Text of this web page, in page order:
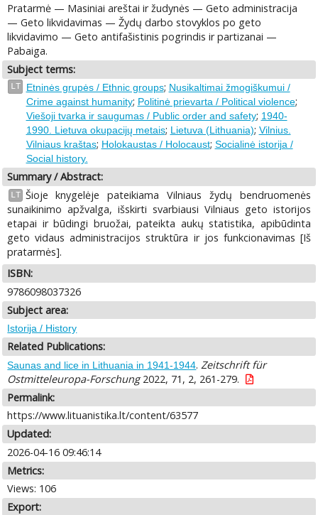
Pratarmė — Masiniai areštai ir žudynės — Geto administracija
— Geto likvidavimas — Žydų darbo stovyklos po geto
likvidavimo — Geto antifašistinis pogrindis ir partizanai —
Pabaiga.
Subject terms:
LT Etninės grupės / Ethnic groups; Nusikaltimai žmogiškumui /
Crime against humanity; Politinė prievarta / Political violence;
Viešoji tvarka ir saugumas / Public order and safety; 1940-
1990. Lietuva okupacijų metais; Lietuva (Lithuania); Vilnius.
Vilniaus kraštas; Holokaustas / Holocaust; Socialinė istorija /
Social history.
Summary / Abstract:
LT Šioje knygelėje pateikiama Vilniaus žydų bendruomenės
sunaikinimo apžvalga, išskirti svarbiausi Vilniaus geto istorijos
etapai ir būdingi bruožai, pateikta aukų statistika, apibūdinta
geto vidaus administracijos struktūra ir jos funkcionavimas [Iš
pratarmės].
ISBN:
9786098037326
Subject area:
Istorija / History
Related Publications:
Saunas and lice in Lithuania in 1941-1944. Zeitschrift für
Ostmitteleuropa-Forschung2022, 71, 2, 261-279.
Permalink:
https://www.lituanistika.lt/content/63577
Updated:
2026-04-16 09:46:14
Metrics:
Views: 106
Export: